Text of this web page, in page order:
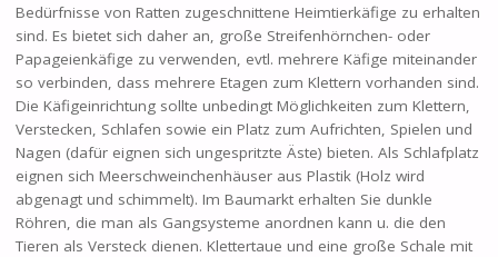
Bedürfnisse von Ratten zugeschnittene Heimtierkäfige zu erhalten
sind. Es bietet sich daher an, große Streifenhörnchen- oder
Papageienkäfige zu verwenden, evtl. mehrere Käfige miteinander
so verbinden, dass mehrere Etagen zum Klettern vorhanden sind.
Die Käfigeinrichtung sollte unbedingt Möglichkeiten zum Klettern,
Verstecken, Schlafen sowie ein Platz zum Aufrichten, Spielen und
Nagen (dafür eignen sich ungespritzte Äste) bieten. Als Schlafplatz
eignen sich Meerschweinchenhäuser aus Plastik (Holz wird
abgenagt und schimmelt). Im Baumarkt erhalten Sie dunkle
Röhren, die man als Gangsysteme anordnen kann u. die den
Tieren als Versteck dienen. Klettertaue und eine große Schale mit